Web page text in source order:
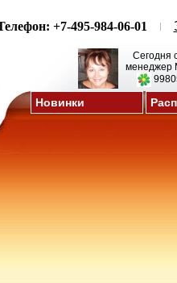
+7-495-984-06-01
Сегодня
менеджер
Новинки